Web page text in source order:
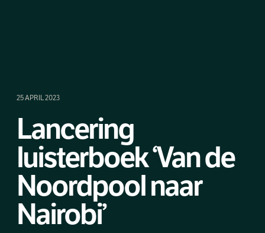
25 APRIL 2023
Lancering
luisterboek ‘Van de
Noordpool naar
Nairobi’